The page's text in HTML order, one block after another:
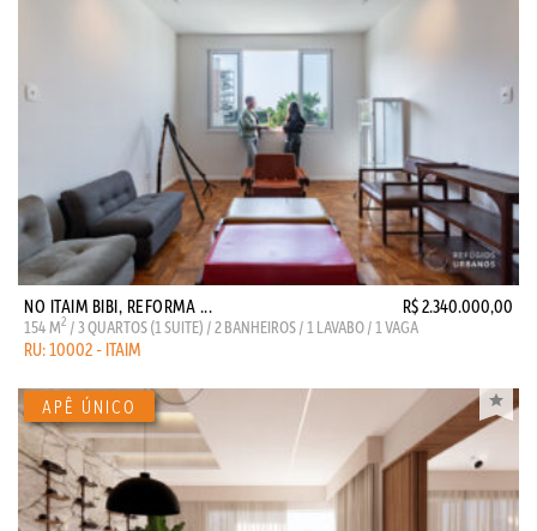
NO ITAIM BIBI, REFORMA ... R$ 2.340.000,00
154 M2 / 3 QUARTOS (1 SUITE) / 2 BANHEIROS / 1 LAVABO / 1 VAGA
RU: 10002 - ITAIM